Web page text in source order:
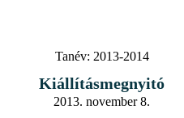
Tanév: 2013-2014
Kiállításmegnyitó
2013. november 8.